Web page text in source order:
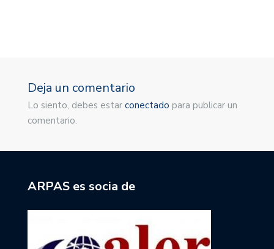
Deja un comentario
Lo siento, debes estar conectado para publicar un
comentario.
ARPAS es socia de